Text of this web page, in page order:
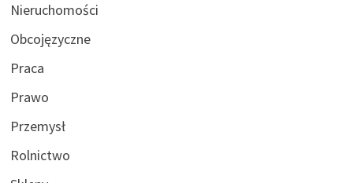
Nieruchomości
Obcojęzyczne
Praca
Prawo
Przemysł
Rolnictwo